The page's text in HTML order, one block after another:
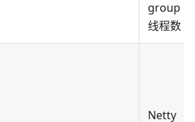
group
线程数
Netty